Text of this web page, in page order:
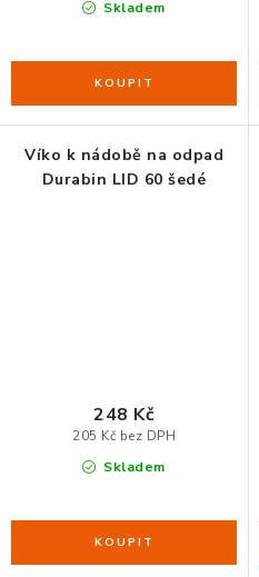
Skladem
Víko k nádobě na odpad
Durabin LID 60 šedé
Skladem
205 Kč bez DPH
248 Kč